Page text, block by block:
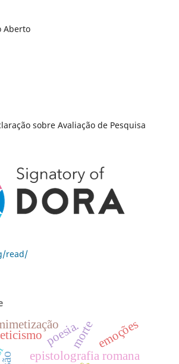
Aberto
sobre Avaliação de Pesquisa
read/
epistolografia romana
poesia.morte emoções